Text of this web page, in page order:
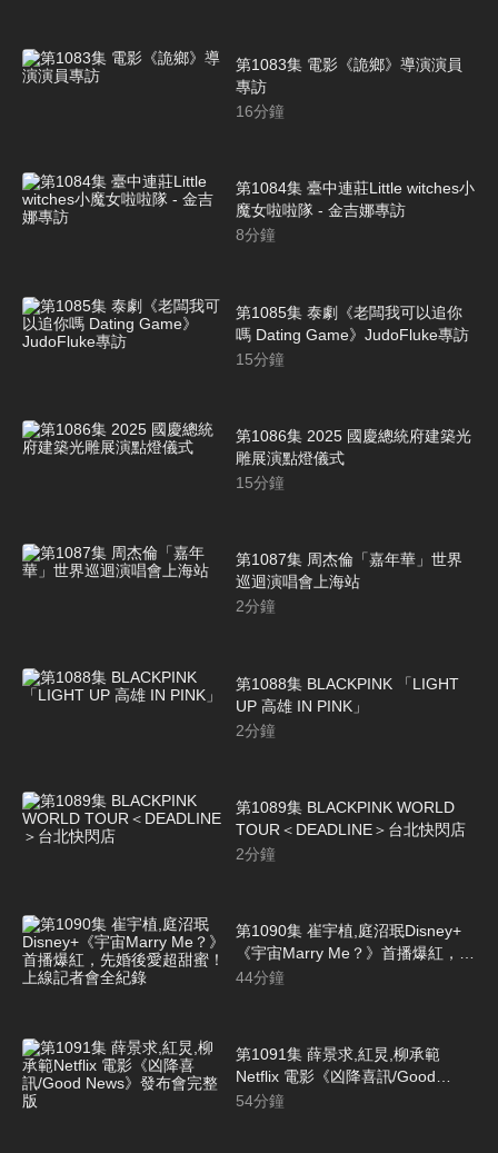
第1083集 電影《詭鄉》導演演員
專訪
16分鐘
第1084集 臺中連莊Little witches小
魔女啦啦隊 - 金吉娜專訪
8分鐘
第1085集 泰劇《老闆我可以追你
嗎 Dating Game》JudoFluke專訪
15分鐘
第1086集 2025 國慶總統府建築光
雕展演點燈儀式
15分鐘
第1087集 周杰倫「嘉年華」世界
巡迴演唱會上海站
2分鐘
第1088集 BLACKPINK 「LIGHT
UP 高雄 IN PINK」
2分鐘
第1089集 BLACKPINK WORLD
TOUR＜DEADLINE＞台北快閃店
2分鐘
第1090集 崔宇植,庭沼珉Disney+
《宇宙Marry Me？》首播爆紅，先
婚後愛超甜蜜！上線記者會全紀錄
44分鐘
第1091集 薛景求,紅炅,柳承範
Netflix 電影《凶降喜訊/Good
News》發布會完整版
54分鐘